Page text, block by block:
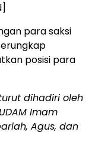
para saksi
posisi para
dihadiri oleh
Imam
Agus, dan